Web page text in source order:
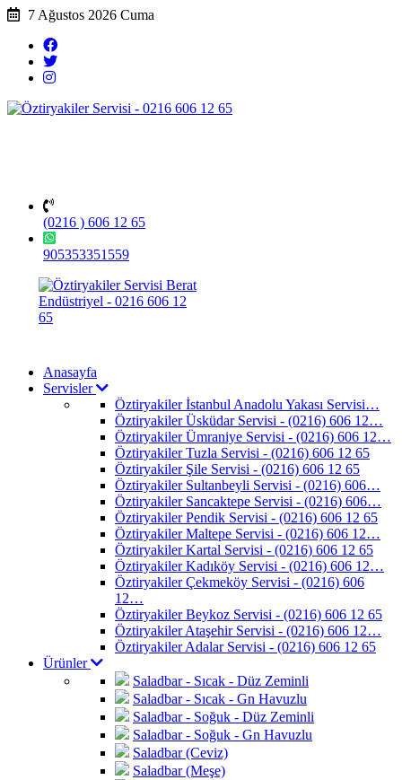
7 Ağustos 2026 Cuma
(0216 ) 606 12 65
905353351559
Anasayfa
Servisler
Öztiryakiler İstanbul Anadolu Yakası Servisi…
Öztiryakiler Üsküdar Servisi - (0216) 606 12…
Öztiryakiler Ümraniye Servisi - (0216) 606 12…
Öztiryakiler Tuzla Servisi - (0216) 606 12 65
Öztiryakiler Şile Servisi - (0216) 606 12 65
Öztiryakiler Sultanbeyli Servisi - (0216) 606…
Öztiryakiler Sancaktepe Servisi - (0216) 606…
Öztiryakiler Pendik Servisi - (0216) 606 12 65
Öztiryakiler Maltepe Servisi - (0216) 606 12…
Öztiryakiler Kartal Servisi - (0216) 606 12 65
Öztiryakiler Kadıköy Servisi - (0216) 606 12…
Öztiryakiler Çekmeköy Servisi - (0216) 606
12…
Öztiryakiler Beykoz Servisi - (0216) 606 12 65
Öztiryakiler Ataşehir Servisi - (0216) 606 12…
Öztiryakiler Adalar Servisi - (0216) 606 12 65
Ürünler
Saladbar - Sıcak - Düz Zeminli
Saladbar - Sıcak - Gn Havuzlu
Saladbar - Soğuk - Düz Zeminli
Saladbar - Soğuk - Gn Havuzlu
Saladbar (Ceviz)
Saladbar (Meşe)